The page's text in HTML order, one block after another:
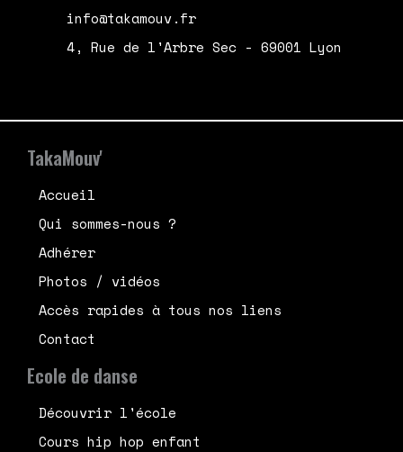
info@takamouv.fr
4, Rue de l'Arbre Sec - 69001 Lyon
TakaMouv'
Accueil
Qui sommes-nous ?
Adhérer
Photos / vidéos
Accès rapides à tous nos liens
Contact
Ecole de danse
Découvrir l'école
Cours hip hop enfant